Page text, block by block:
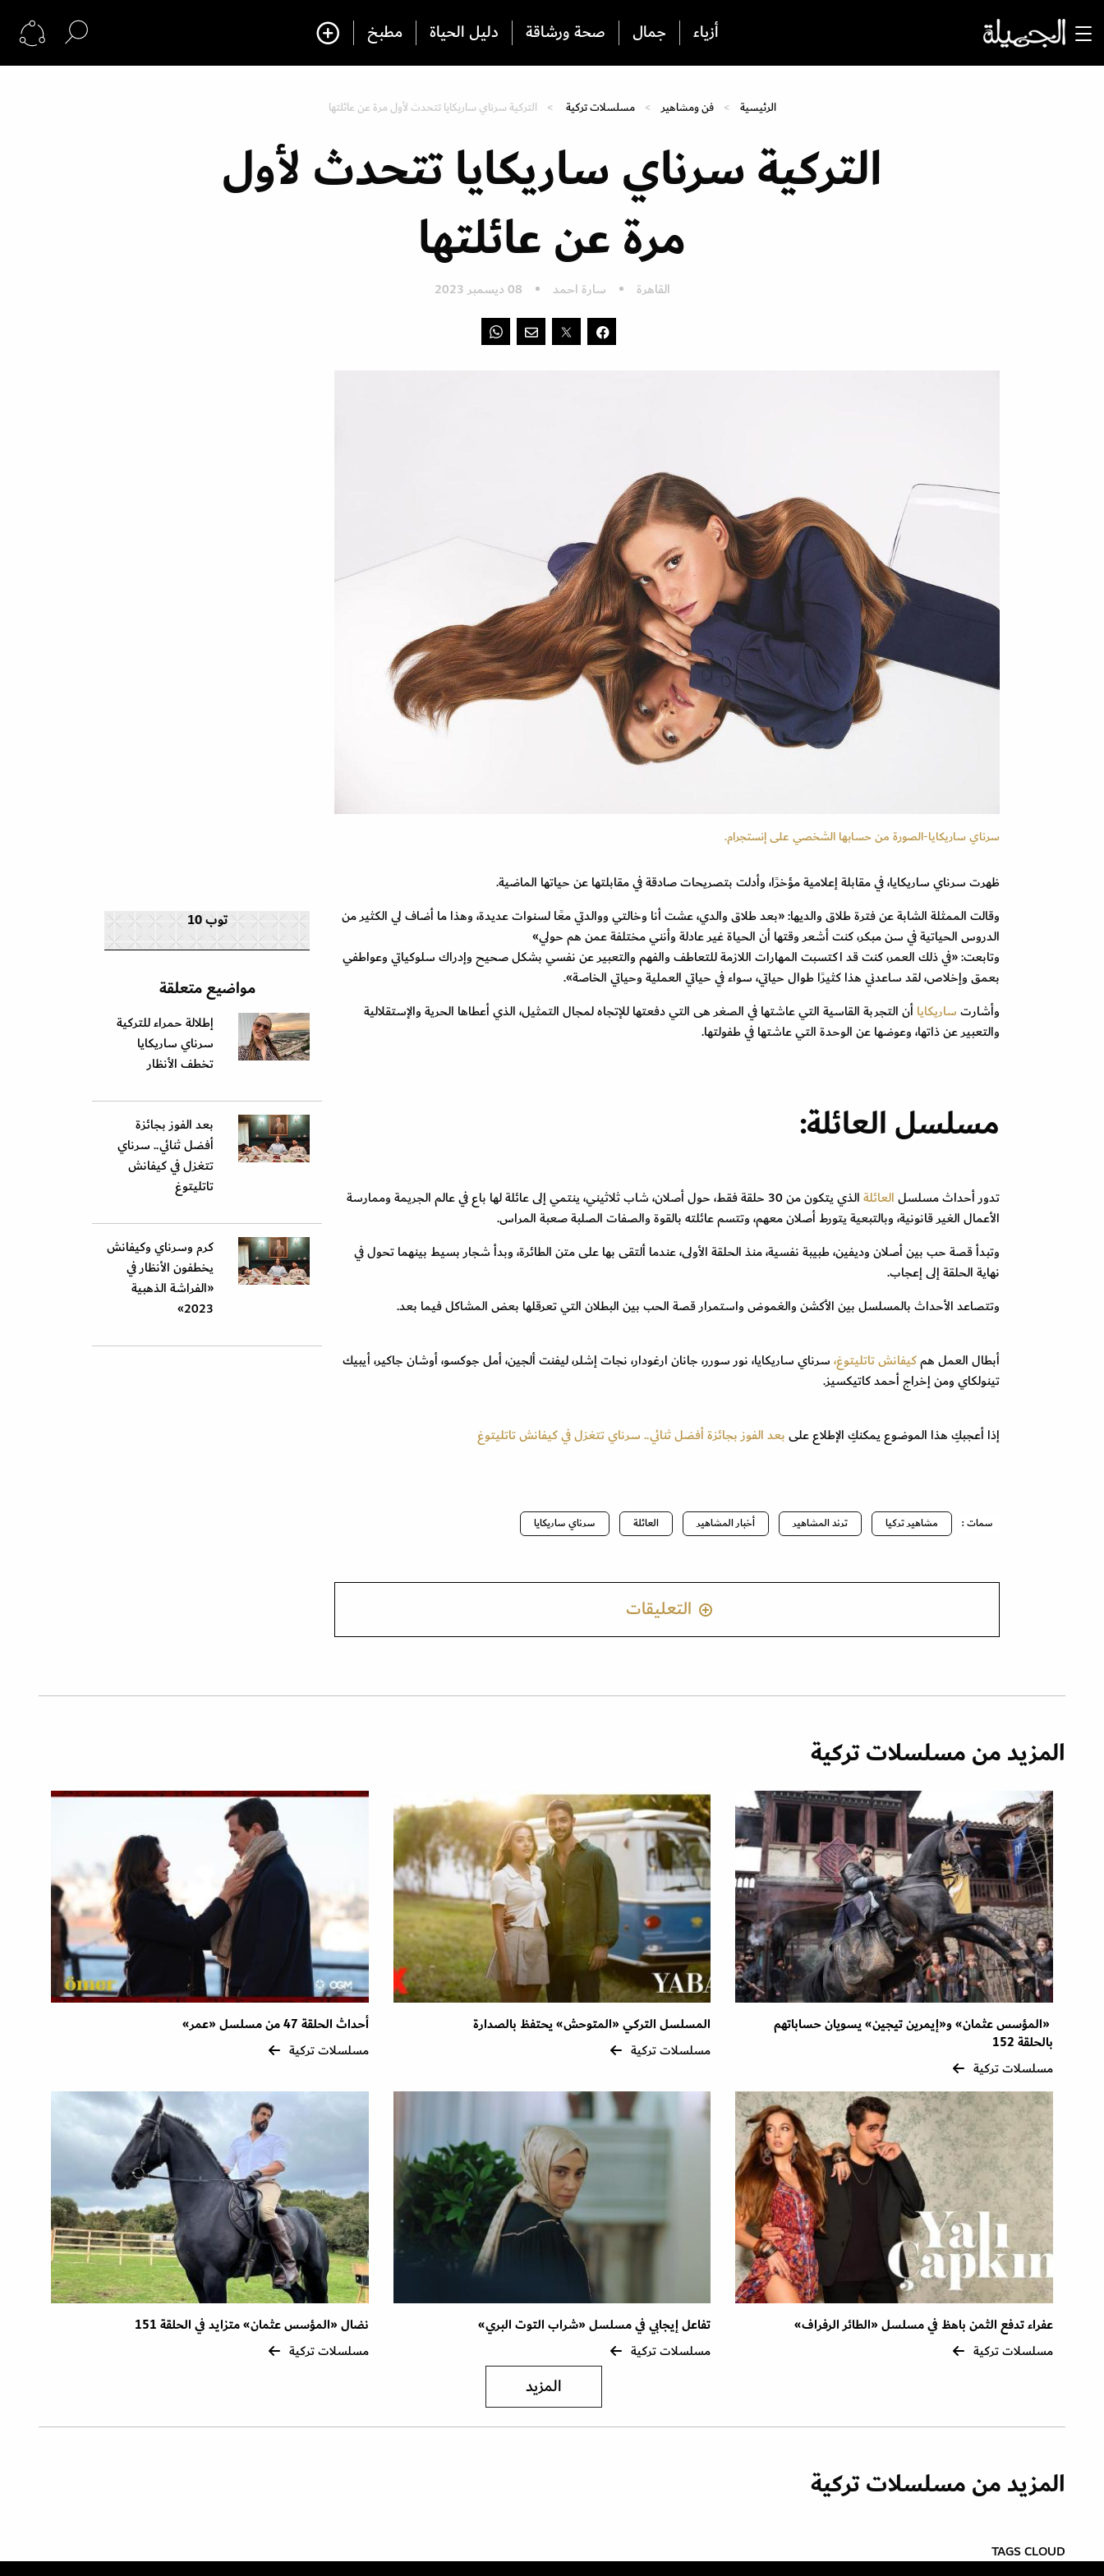
أزياء جمال صحة ورشاقة دليل الحياة مطبخ
الرئيسية فن ومشاهير مسلسلات تركية التركية سرناي ساريكايا تتحدث لأول مرة عن عائلتها
التركية سرناي ساريكايا تتحدث لأول
مرة عن عائلتها
القاهرة سارة احمد 08 ديسمبر 2023
سرناي ساريكايا-الصورة من حسابها الشخصي على إنستجرام.
ظهرت سرناي ساريكايا، في مقابلة إعلامية مؤخرًا، وأدلت بتصريحات صادقة في مقابلتها عن حياتها الماضية.
وقالت الممثلة الشابة عن فترة طلاق والديها: «بعد طلاق والدي، عشت أنا وخالتي ووالدتي معًا لسنوات عديدة، وهذا ما أضاف لي الكثير من
الدروس الحياتية في سن مبكر، كنت أشعر وقتها أن الحياة غير عادلة وأنني مختلفة عمن هم حولي»
وتابعت: «في ذلك العمر، كنت قد اكتسبت المهارات اللازمة للتعاطف والفهم والتعبير عن نفسي بشكل صحيح وإدراك سلوكياتي وعواطفي
بعمق وإخلاص، لقد ساعدني هذا كثيرًا طوال حياتي، سواء في حياتي العملية وحياتي الخاصة».
وأشارتساريكاياأن التجربة القاسية التي عاشتها في الصغر هى التي دفعتها للإتجاه لمجال التمثيل، الذي أعطاها الحرية والإستقلالية
والتعبير عن ذاتها، وعوضها عن الوحدة التي عاشتها في طفولتها.
مسلسل العائلة:
تدور أحداث مسلسلالعائلة
الذي يتكون من 30 حلقة فقط، حول أصلان، شاب ثلاثيني، ينتمي إلى عائلة لها باع في عالم الجريمة وممارسة
الأعمال الغير قانونية، وبالتبعية يتورط أصلان معهم، وتتسم عائلته بالقوة والصفات الصلبة صعبة المراس.
وتبدأ قصة حب بين أصلان وديفين، طبيبة نفسية، منذ الحلقة الأولى، عندما ألتقى بها على متن الطائرة، وبدأ شجار بسيط بينهما تحول في
نهاية الحلقة إلى إعجاب.
وتتصاعد الأحداث بالمسلسل بين الأكشن والغموض واستمرار قصة الحب بين البطلان التي تعرقلها بعض المشاكل فيما بعد.
أبطال العمل همكيفانش تاتليتوغ،سرناي ساريكايا، نور سورر، جانان ارغودار، نجات إشلر، ليفنت ألجين، أمل جوكسو، أوشان جاكير، أيبيك
تينولكاي ومن إخراج أحمد كاتيكسيز.
إذا أعجبكِ هذا الموضوع يمكنكِ الإطلاع علىبعد الفوز بجائزة أفضل ثنائي.. سرناي تتغزل في كيفانش تاتليتوغ
سمات : مشاهير تركيا ترند المشاهير أخبار المشاهير العائلة سرناي ساريكايا
التعليقات
توب 10
مواضيع متعلقة
إطلالة حمراء للتركية
سرناي ساريكايا
تخطف الأنظار
بعد الفوز بجائزة
أفضل ثنائي.. سرناي
تتغزل في كيفانش
تاتليتوغ
كرم وسرناي وكيفانش
يخطفون الأنظار في
«الفراشة الذهبية
2023»
المزيد من مسلسلات تركية
«المؤسس عثمان» و«إيمرين تيجين» يسويان حساباتهم
بالحلقة 152
مسلسلات تركية
المسلسل التركي «المتوحش» يحتفظ بالصدارة
مسلسلات تركية
أحداث الحلقة 47 من مسلسل «عمر»
مسلسلات تركية
عفراء تدفع الثمن باهظ في مسلسل «الطائر الرفراف»
مسلسلات تركية
تفاعل إيجابي في مسلسل «شراب التوت البري»
مسلسلات تركية
نضال «المؤسس عثمان» متزايد في الحلقة 151
مسلسلات تركية
المزيد
المزيد من مسلسلات تركية
TAGS CLOUD